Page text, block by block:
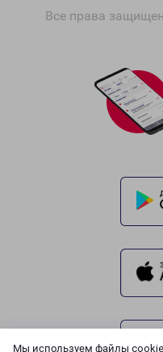
Мы используем файлы
Все права